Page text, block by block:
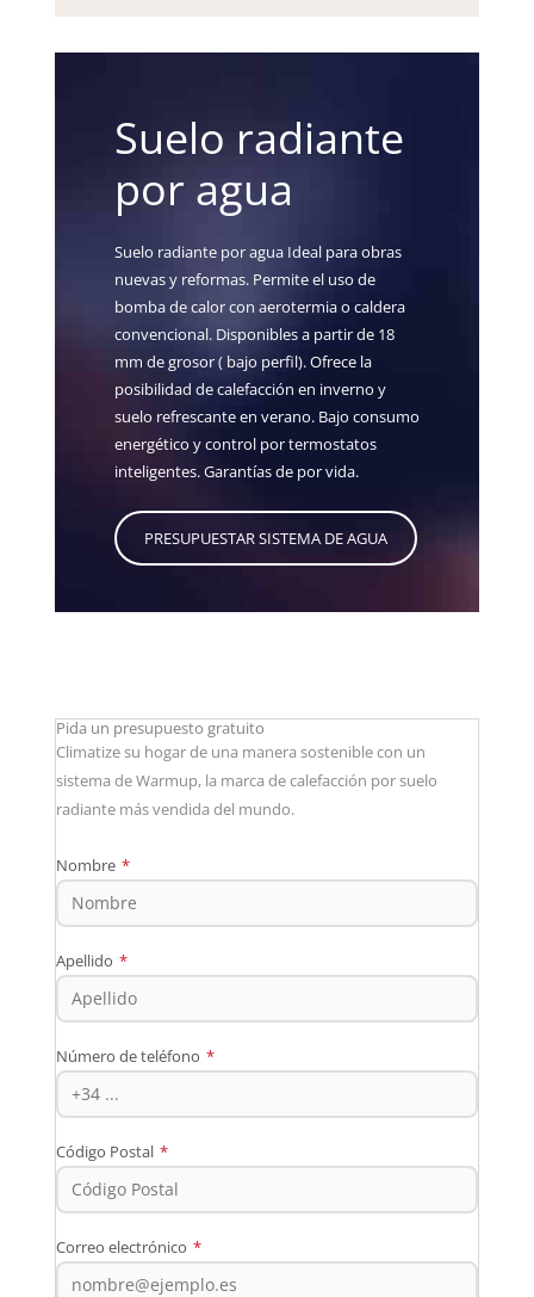
Suelo radiante
por agua
Suelo radiante por agua Ideal para obras
nuevas y reformas. Permite el uso de
bomba de calor con aerotermia o caldera
convencional. Disponibles a partir de 18
mm de grosor ( bajo perfil). Ofrece la
posibilidad de calefacción en inverno y
suelo refrescante en verano. Bajo consumo
energético y control por termostatos
inteligentes. Garantías de por vida.
PRESUPUESTAR SISTEMA DE AGUA
Pida un presupuesto gratuito
Climatize su hogar de una manera sostenible con un
sistema de Warmup, la marca de calefacción por suelo
radiante más vendida del mundo.
Nombre *
Apellido *
Número de teléfono *
Código Postal *
Correo electrónico *